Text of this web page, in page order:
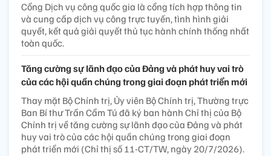
Cổng Dịch vụ công quốc gia là cổng tích hợp thông tin
và cung cấp dịch vụ công trực tuyến, tình hình giải
quyết, kết quả giải quyết thủ tục hành chính thống nhất
toàn quốc.
Tăng cường sự lãnh đạo của Đảng và phát huy vai trò
của các hội quần chúng trong giai đoạn phát triển mới
Thay mặt Bộ Chính trị, Ủy viên Bộ Chính trị, Thường trực
Ban Bí thư Trần Cẩm Tú đã ký ban hành Chỉ thị của Bộ
Chính trị về tăng cường sự lãnh đạo của Đảng và phát
huy vai trò của các hội quần chúng trong giai đoạn
phát triển mới (Chỉ thị số 11-CT/TW, ngày 20/7/2026).